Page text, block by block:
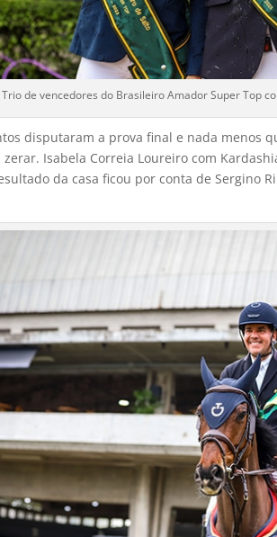
Trio de vencedores do Brasileiro Amador Super Top
disputaram a prova final e nada menos
Isabela Correia Loureiro com
da casa ficou por conta de Sergino